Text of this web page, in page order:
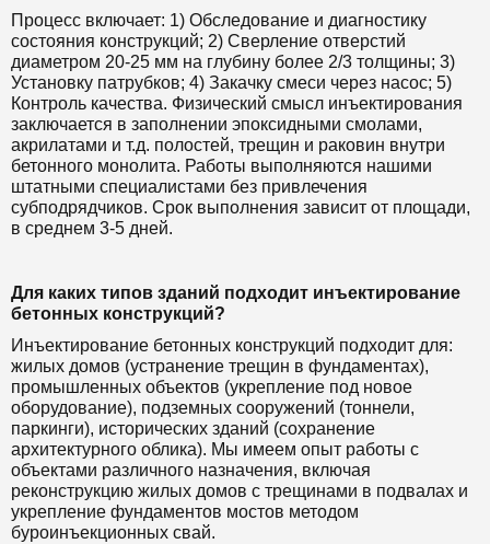
Процесс включает: 1) Обследование и диагностику
состояния конструкций; 2) Сверление отверстий
диаметром 20-25 мм на глубину более 2/3 толщины; 3)
Установку патрубков; 4) Закачку смеси через насос; 5)
Контроль качества. Физический смысл инъектирования
заключается в заполнении эпоксидными смолами,
акрилатами и т.д. полостей, трещин и раковин внутри
бетонного монолита. Работы выполняются нашими
штатными специалистами без привлечения
субподрядчиков. Срок выполнения зависит от площади,
в среднем 3-5 дней.
Для каких типов зданий подходит инъектирование
бетонных конструкций?
Инъектирование бетонных конструкций подходит для:
жилых домов (устранение трещин в фундаментах),
промышленных объектов (укрепление под новое
оборудование), подземных сооружений (тоннели,
паркинги), исторических зданий (сохранение
архитектурного облика). Мы имеем опыт работы с
объектами различного назначения, включая
реконструкцию жилых домов с трещинами в подвалах и
укрепление фундаментов мостов методом
буроинъекционных свай.